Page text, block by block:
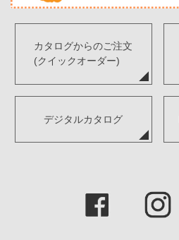
カタログからのご注文
(クイックオーダー)
デジタルカタログ